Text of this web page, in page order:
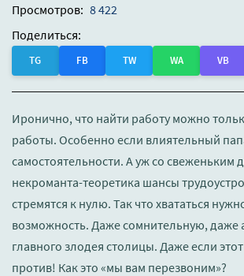
Просмотров: 8 422
Поделиться:
TG FB TW WA VB
Иронично, что найти работу можно
работы. Особенно если влиятельный
самостоятельности. А уж со свеженьким
некроманта-теоретика шансы
стремятся к нулю. Так что хвататься
возможность. Даже сомнительную, даже
главного злодея столицы. Даже если
против! Как это «мы вам перезвоним»?